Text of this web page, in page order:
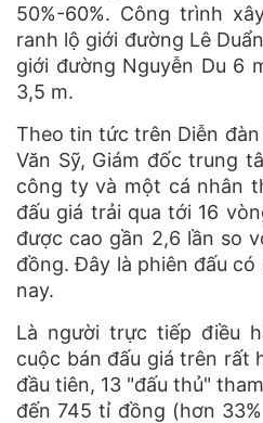
50%-60%. Công trình
ranh lộ giới đường Lê
giới đường Nguyễn Du 6
3,5 m.
Theo tin tức trên Diễn
Văn Sỹ, Giám đốc trung
công ty và một cá nhân
đấu giá trải qua tới 16
được cao gần 2,6 lần so
đồng. Đây là phiên đấu
nay.
Là người trực tiếp điều
cuộc bán đấu giá trên rất
đầu tiên, 13 "đấu thủ"
đến 745 tỉ đồng (hơn